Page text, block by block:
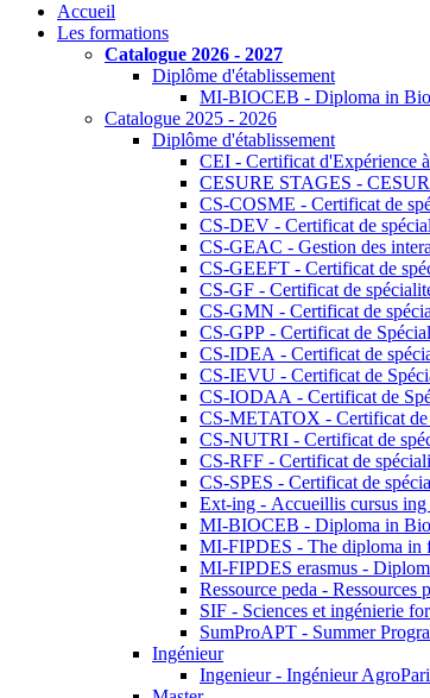
Accueil
Les formations
Catalogue 2026 - 2027
Diplôme d'établissement
MI-BIOCEB - Diploma in
Catalogue 2025 - 2026
Diplôme d'établissement
CEI - Certificat d'Expérience
CESURE STAGES -
CS-COSME - Certificat de
CS-DEV - Certificat de
CS-GEAC - Gestion des
CS-GEEFT - Certificat de
CS-GF - Certificat de
CS-GMN - Certificat de
CS-GPP - Certificat de
CS-IDEA - Certificat de
CS-IEVU - Certificat de
CS-IODAA - Certificat de
CS-METATOX - Certificat de
CS-NUTRI - Certificat de
CS-RFF - Certificat de
CS-SPES - Certificat de
Ext-ing - Accueillis cursus ing
MI-BIOCEB - Diploma in
MI-FIPDES - The diploma in
MI-FIPDES erasmus -
Ressource peda - Ressources
SIF - Sciences et ingénierie
SumProAPT - Summer
Ingénieur
Ingenieur - Ingénieur